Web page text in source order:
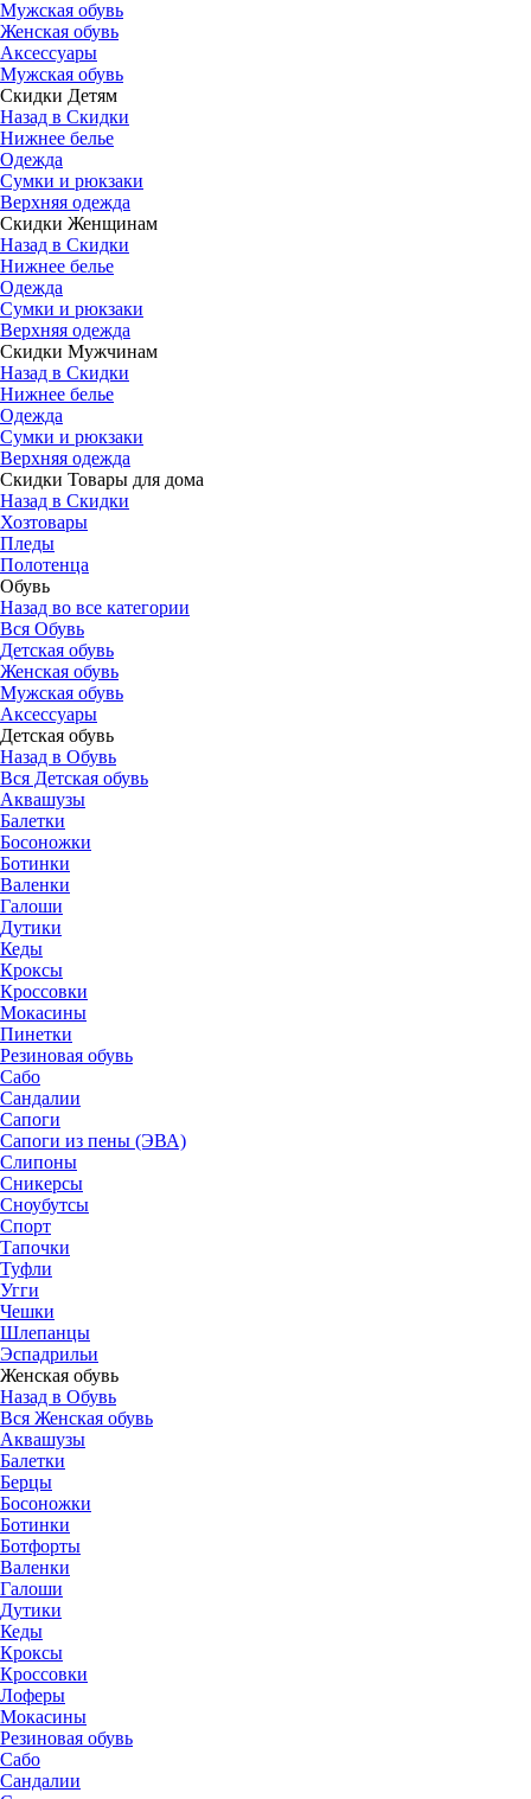
Мужская обувь
Женская обувь
Аксессуары
Мужская обувь
Скидки Детям
Назад в Скидки
Нижнее белье
Одежда
Сумки и рюкзаки
Верхняя одежда
Скидки Женщинам
Назад в Скидки
Нижнее белье
Одежда
Сумки и рюкзаки
Верхняя одежда
Скидки Мужчинам
Назад в Скидки
Нижнее белье
Одежда
Сумки и рюкзаки
Верхняя одежда
Скидки Товары для дома
Назад в Скидки
Хозтовары
Пледы
Полотенца
Обувь
Назад во все категории
Вся Обувь
Детская обувь
Женская обувь
Мужская обувь
Аксессуары
Детская обувь
Назад в Обувь
Вся Детская обувь
Аквашузы
Балетки
Босоножки
Ботинки
Валенки
Галоши
Дутики
Кеды
Кроксы
Кроссовки
Мокасины
Пинетки
Резиновая обувь
Сабо
Сандалии
Сапоги
Сапоги из пены (ЭВА)
Слипоны
Сникерсы
Сноубутсы
Спорт
Тапочки
Туфли
Угги
Чешки
Шлепанцы
Эспадрильи
Женская обувь
Назад в Обувь
Вся Женская обувь
Аквашузы
Балетки
Берцы
Босоножки
Ботинки
Ботфорты
Валенки
Галоши
Дутики
Кеды
Кроксы
Кроссовки
Лоферы
Мокасины
Резиновая обувь
Сабо
Сандалии